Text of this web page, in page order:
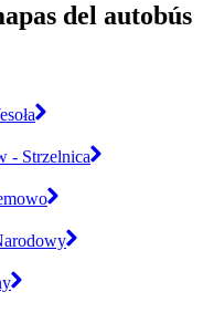
del autobús
- Strzelnica